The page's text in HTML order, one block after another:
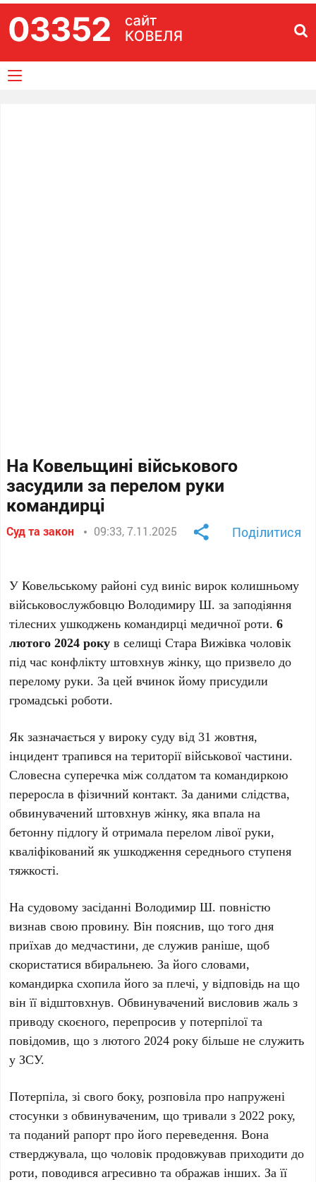
На Ковельщині військового
засудили за перелом руки
командирці
Суд та закон 09:33, 7.11.2025 Поділитися
У Ковельському районі суд виніс вирок колишньому
військовослужбовцю Володимиру Ш. за заподіяння
тілесних ушкоджень командирці медичної роти.6
лютого 2024 року в селищі Стара Вижівка чоловік
під час конфлікту штовхнув жінку, що призвело до
перелому руки. За цей вчинок йому присудили
громадські роботи.
Як зазначається у вироку суду від 31 жовтня,
інцидент трапився на території військової частини.
Словесна суперечка між солдатом та командиркою
переросла в фізичний контакт. За даними слідства,
обвинувачений штовхнув жінку, яка впала на
бетонну підлогу й отримала перелом лівої руки,
кваліфікований як ушкодження середнього ступеня
тяжкості.
На судовому засіданні Володимир Ш. повністю
визнав свою провину. Він пояснив, що того дня
приїхав до медчастини, де служив раніше, щоб
скористатися вбиральнею. За його словами,
командирка схопила його за плечі, у відповідь на що
він її відштовхнув. Обвинувачений висловив жаль з
приводу скоєного, перепросив у потерпілої та
повідомив, що з лютого 2024 року більше не служить
у ЗСУ.
Потерпіла, зі свого боку, розповіла про напружені
стосунки з обвинуваченим, що тривали з 2022 року,
та поданий рапорт про його переведення. Вона
стверджувала, що чоловік продовжував приходити до
роти, поводився агресивно та ображав інших. За її